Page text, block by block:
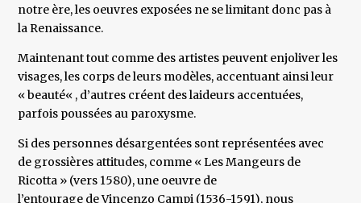
notre ère, les oeuvres exposées ne se limitant donc pas à
la Renaissance.
Maintenant tout comme des artistes peuvent enjoliver les
visages, les corps de leurs modèles, accentuant ainsi leur
« beauté« , d’autres créent des laideurs accentuées,
parfois poussées au paroxysme.
Si des personnes désargentées sont représentées avec
de grossières attitudes, comme « Les Mangeurs de
Ricotta » (vers 1580), une oeuvre de
l’entourage de Vincenzo Campi (1536-1591), nous